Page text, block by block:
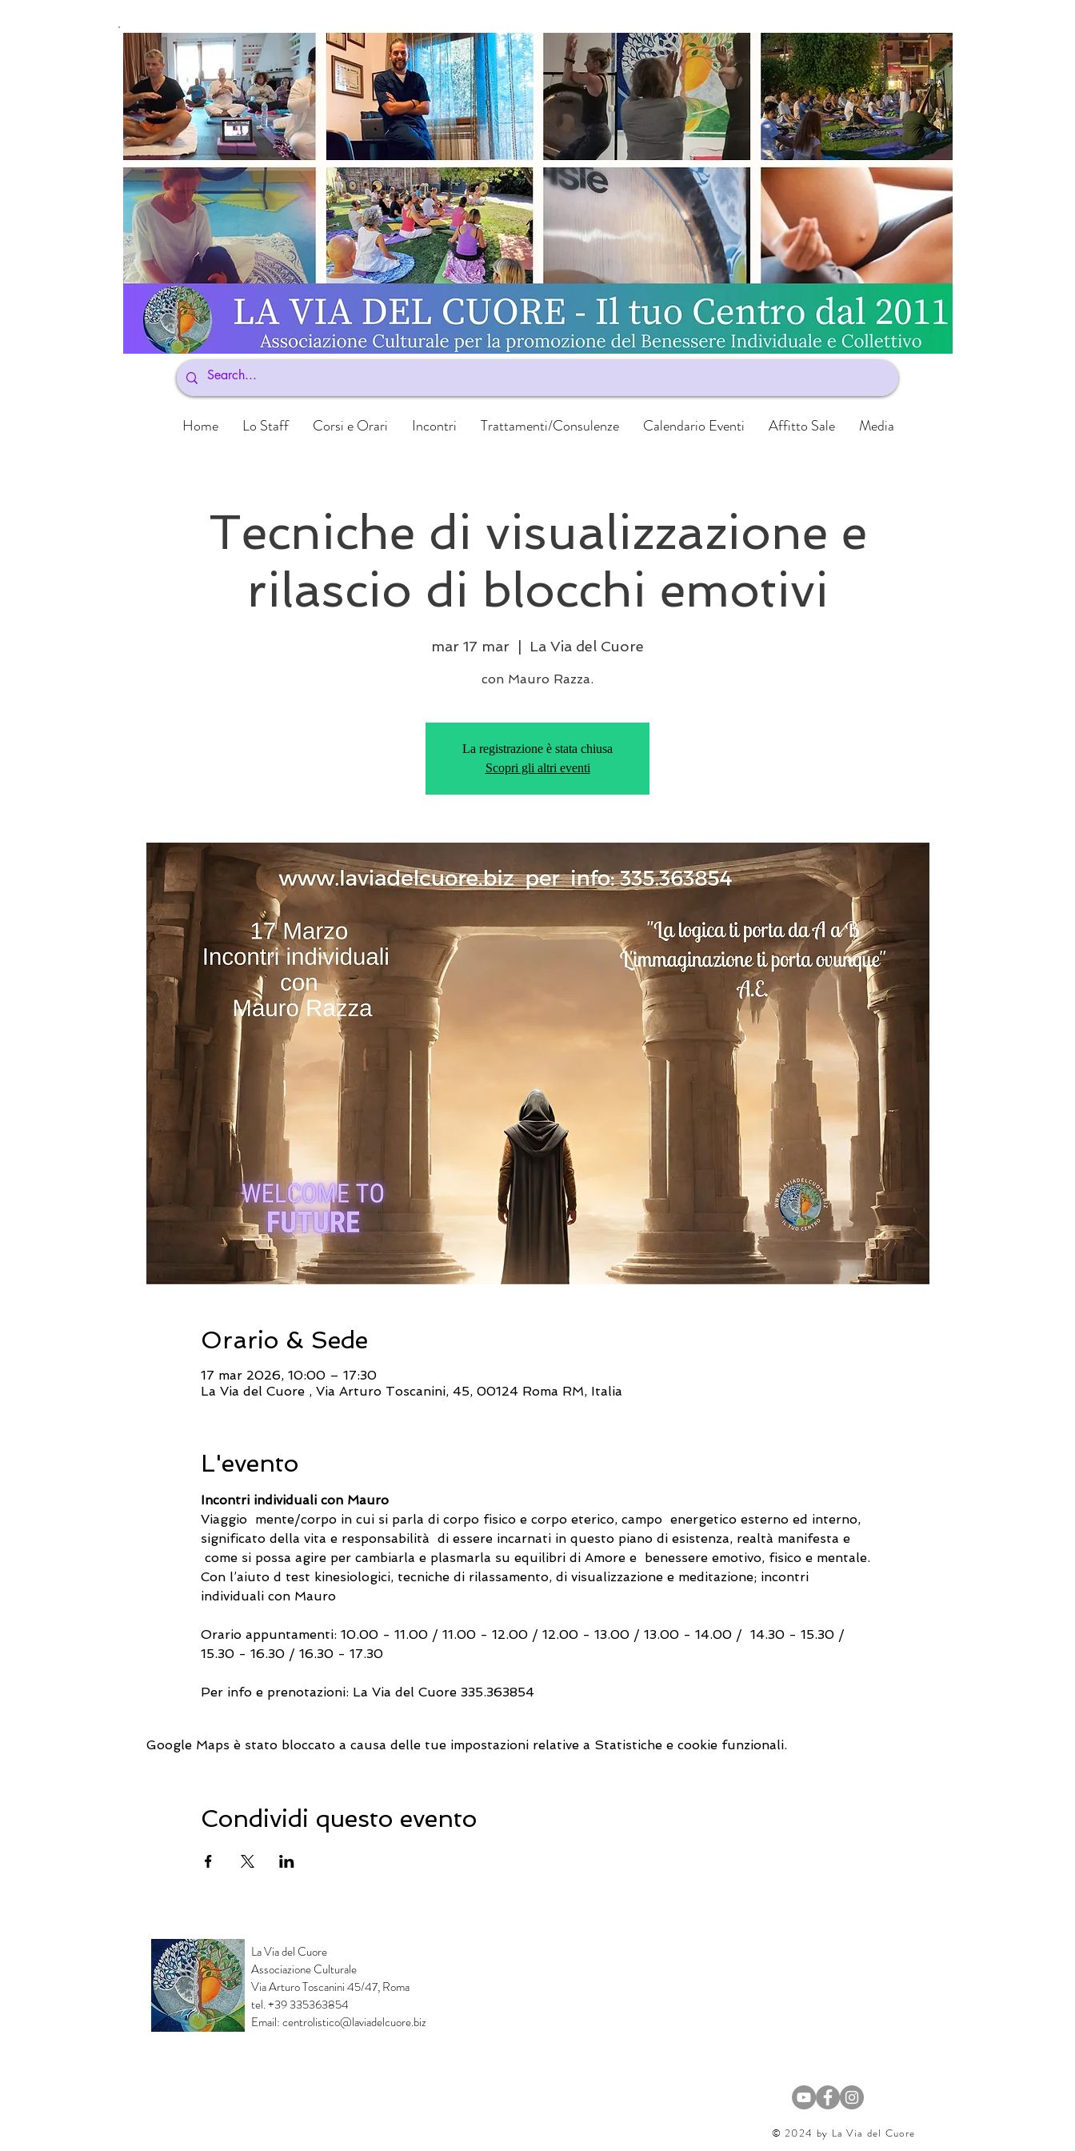
Home Lo Staff Corsi e Orari Incontri Trattamenti/Consulenze Calendario Eventi Affitto Sale Media
Tecniche di visualizzazione e
rilascio di blocchi emotivi
mar 17 mar La Via del Cuore
con Mauro Razza.
La registrazione è stata chiusa
Scopri gli altri eventi
Orario & Sede
17 mar 2026, 10:00 – 17:30
La Via del Cuore , Via Arturo Toscanini, 45, 00124 Roma RM, Italia
L'evento
Incontri individuali con Mauro
Viaggio  mente/corpo in cui si parla di corpo fisico e corpo eterico, campo  energetico esterno ed interno,
significato della vita e responsabilità  di essere incarnati in questo piano di esistenza, realtà manifesta e
come si possa agire per cambiarla e plasmarla su equilibri di Amore e  benessere emotivo, fisico e mentale.
Con l’aiuto d test kinesiologici, tecniche di rilassamento, di visualizzazione e meditazione; incontri
individuali con Mauro
Orario appuntamenti: 10.00 - 11.00 / 11.00 - 12.00 / 12.00 - 13.00 / 13.00 - 14.00 /  14.30 - 15.30 /
15.30 - 16.30 / 16.30 - 17.30
Per info e prenotazioni: La Via del Cuore 335.363854
Google Maps è stato bloccato a causa delle tue impostazioni relative a Statistiche e cookie funzionali.
Condividi questo evento
La Via del Cuore
Associazione Culturale
Via Arturo Toscanini 45/47, Roma
tel. +39 335363854
Email:centrolistico@laviadelcuore.biz
​© 2024 by La Via del Cuore